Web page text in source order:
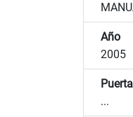
Año
2005
...